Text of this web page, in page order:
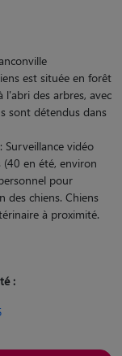
est située en forêt
des arbres, avec
sont détendus dans
Surveillance vidéo
en été, environ
pour
des chiens. Chiens
à proximité.
: